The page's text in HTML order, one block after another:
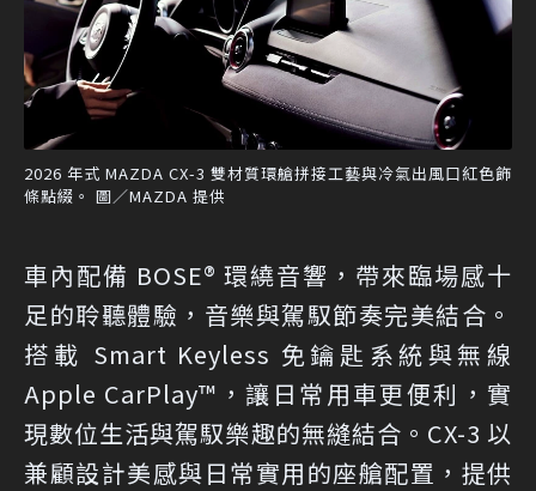
2026 年式 MAZDA CX-3 雙材質環艙拼接工藝與冷氣出風口紅色飾
條點綴。 圖／MAZDA 提供
車內配備 BOSE® 環繞音響，帶來臨場感十
足的聆聽體驗，音樂與駕馭節奏完美結合。
搭載 Smart Keyless 免鑰匙系統與無線
Apple CarPlay™，讓日常用車更便利，實
現數位生活與駕馭樂趣的無縫結合。CX-3 以
兼顧設計美感與日常實用的座艙配置，提供